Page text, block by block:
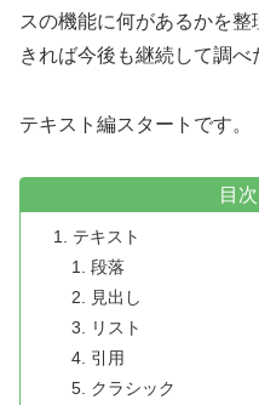
スの機能に何があるかを
きれば今後も継続して調べ
テキスト編スタートです。
目次
テキスト
段落
見出し
リスト
引用
クラシック